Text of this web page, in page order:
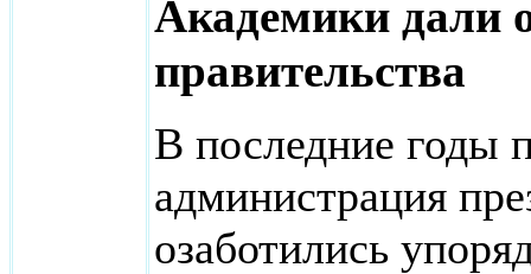
Академики дали
правительства
В последние годы
администрация
озаботились